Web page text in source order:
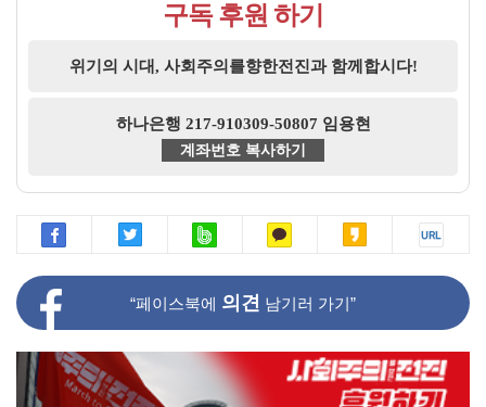
구독 후원 하기
위기의 시대, 사회주의를향한전진과 함께합시다!
하나은행 217-910309-50807 임용현
계좌번호 복사하기
“페이스북에 의견 남기러 가기”